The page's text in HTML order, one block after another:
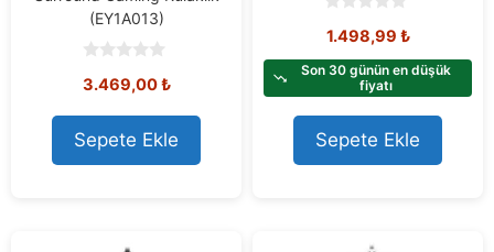
(EY1A013)
o
t
o
f
5
3.469,00₺
Sepete Ekle
o
t
f
5
1.498,99 ₺
Son 30 günün en düşük
fiyatı
Sepete Ekle